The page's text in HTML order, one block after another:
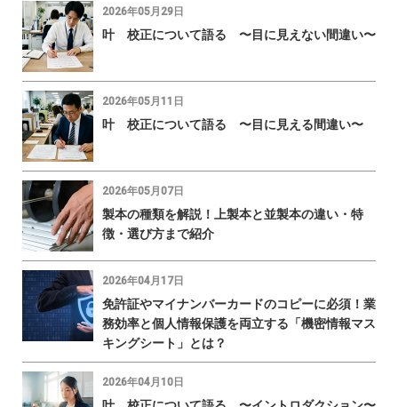
2026年05月29日
叶 校正について語る 〜目に見えない間違い〜
2026年05月11日
叶 校正について語る 〜目に見える間違い〜
2026年05月07日
製本の種類を解説！上製本と並製本の違い・特
徴・選び方まで紹介
2026年04月17日
免許証やマイナンバーカードのコピーに必須！業
務効率と個人情報保護を両立する「機密情報マス
キングシート」とは？
2026年04月10日